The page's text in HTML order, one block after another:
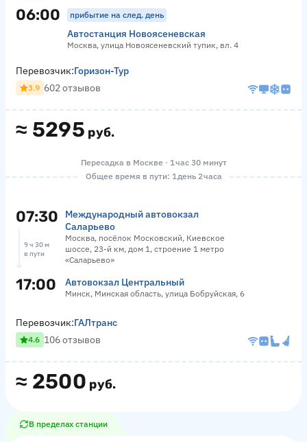
06:00 прибытие на след. день
Автостанция Новоясеневская
Москва, улица Новоясеневский тупик, вл. 4
≈ 5295 руб.
Перевозчик:Горизон-Тур
3.9 602 отзывов
Пересадка в Москве · 1 час 30 минут
Общее время в пути: 1 день 2 часа
07:30
Международный автовокзал
Саларьево
Москва, посёлок Московский, Киевское
шоссе, 23-й км, дом 1, строение 1 метро
«Саларьево»
9 ч 30 м
в пути
17:00 Автовокзал Центральный
Минск, Минская область, улица Бобруйская, 6
≈ 2500 руб.
Перевозчик:ГАЛтранс
4.6 106 отзывов
В пределах станции